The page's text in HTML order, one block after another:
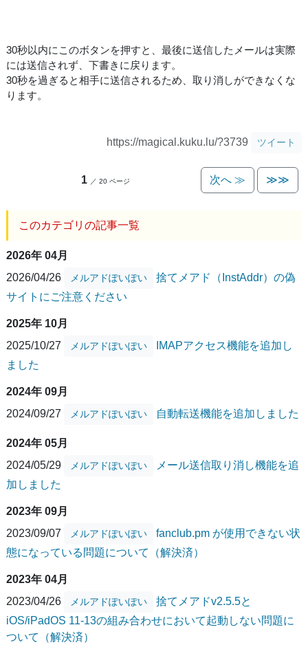
30秒以内にこのボタンを押すと、最後に送信したメールは実際
には送信されず、下書きに戻ります。
30秒を過ぎると相手に送信されるため、取り消しができなくな
ります。
https://magical.kuku.lu/?3739 ツイート
1 ／ 20 ページ 次へ ≫ ≫≫
このカテゴリの記事一覧
2026年 04月
2026/04/26
メルアドぽいぽい
捨てメアド（InstAddr）の偽
サイトにご注意ください
2025年 10月
2025/10/27
メルアドぽいぽい
IMAPアクセス機能を追加し
ました
2024年 09月
2024/09/27
メルアドぽいぽい 自動転送機能を追加しました
2024年 05月
2024/05/29
メルアドぽいぽい
メール送信取り消し機能を追
加しました
2023年 09月
2023/09/07
メルアドぽいぽい
fanclub.pm が使用できない状
態になっている問題について（解決済）
2023年 04月
2023/04/26
メルアドぽいぽい
捨てメアドv2.5.5と
iOS/iPadOS 11-13の組み合わせにおいて起動しない問題に
ついて（解決済）